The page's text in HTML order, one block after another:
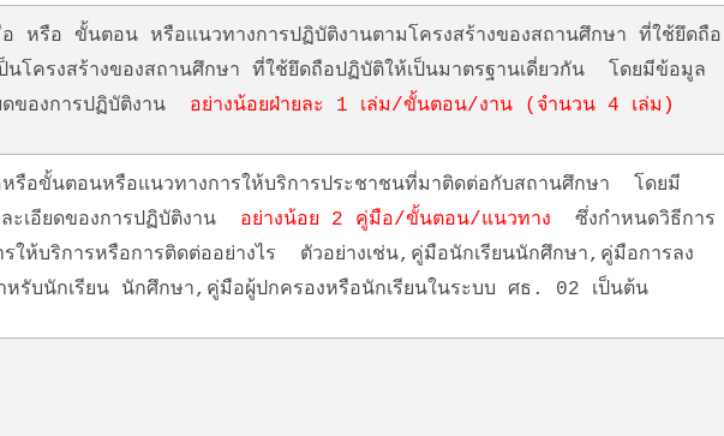
หรือ ขั้นตอน หรือแนวทางการปฏิบัติงานตามโครงสร้างของสถานศึกษา ที่ใช้ยึดถือ
นโครงสร้างของสถานศึกษา ที่ใช้ยึดถือปฏิบัติให้เป็นมาตรฐานเดี่ยวกัน โดยมีข้อมูล
ดของการปฏิบัติงาน อย่างน้อยฝ่ายละ 1 เล่ม/ขั้นตอน/งาน (จำนวน 4 เล่ม)
รือขั้นตอนหรือแนวทางการให้บริการประชาชนที่มาติดต่อกับสถานศึกษา โดยมี
ะเอียดของการปฏิบัติงาน อย่างน้อย 2 คู่มือ/ขั้นตอน/แนวทาง ซึ่งกำหนดวิธีการ
ให้บริการหรือการติดต่ออย่างไร ตัวอย่างเช่น,คู่มือนักเรียนนักศึกษา,คู่มือการลง
หรับนักเรียน นักศึกษา,คู่มือผู้ปกครองหรือนักเรียนในระบบ ศธ. 02 เป็นต้น